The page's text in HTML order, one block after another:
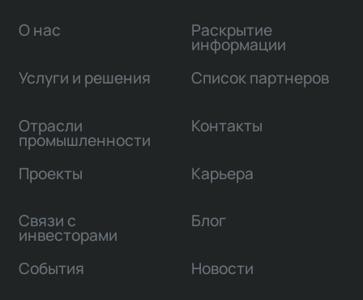
О нас
Услуги и решения
Отрасли
промышленности
Проекты
Связи с
инвесторами
Раскрытие
информации
Список партнеров
Контакты
Карьера
Блог
События Новости